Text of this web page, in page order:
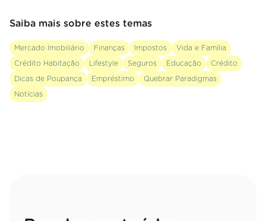
Saiba mais sobre estes temas
Mercado Imobiliário Finanças Impostos Vida e Família
Crédito Habitação Lifestyle Seguros Educação Crédito
Dicas de Poupança Empréstimo Quebrar Paradigmas
Notícias